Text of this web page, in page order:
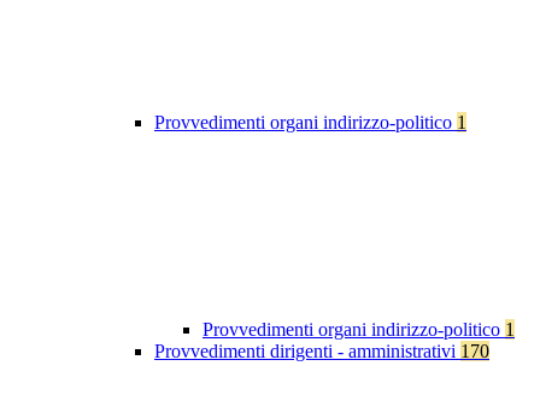
Provvedimenti organi indirizzo-politico 1
Provvedimenti organi indirizzo-politico 1
Provvedimenti dirigenti - amministrativi 170